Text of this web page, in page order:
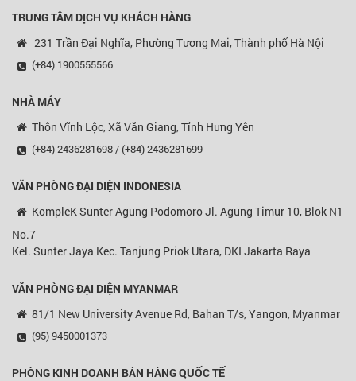
TRUNG TÂM DỊCH VỤ KHÁCH HÀNG
231 Trần Đại Nghĩa, Phường Tương Mai, Thành phố Hà Nội
(+84) 1900555566
NHÀ MÁY
Thôn Vĩnh Lộc, Xã Văn Giang, Tỉnh Hưng Yên
(+84) 2436281698 / (+84) 2436281699
VĂN PHÒNG ĐẠI DIỆN INDONESIA
KompleK Sunter Agung Podomoro Jl. Agung Timur 10, Blok N1
No.7
Kel. Sunter Jaya Kec. Tanjung Priok Utara, DKI Jakarta Raya
VĂN PHÒNG ĐẠI DIỆN MYANMAR
81/1 New University Avenue Rd, Bahan T/s, Yangon, Myanmar
(95) 9450001373
PHÒNG KINH DOANH BÁN HÀNG QUỐC TẾ